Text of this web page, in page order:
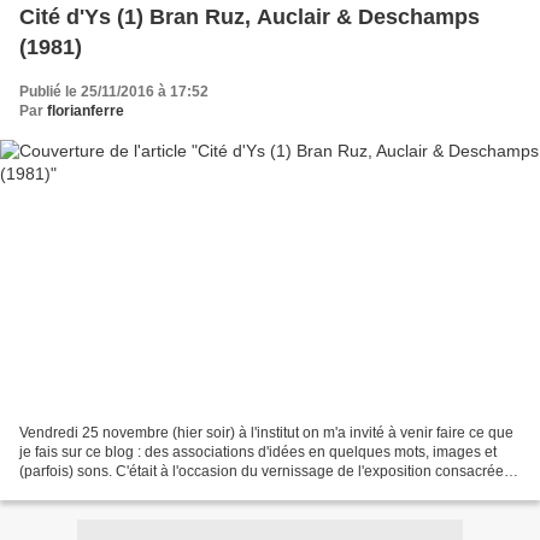
Cité d'Ys (1) Bran Ruz, Auclair & Deschamps
(1981)
Publié le 25/11/2016 à 17:52
Par florianferre
Vendredi 25 novembre (hier soir) à l'institut on m'a invité à venir faire ce que
je fais sur ce blog : des associations d'idées en quelques mots, images et
(parfois) sons. C'était à l'occasion du vernissage de l'exposition consacrée